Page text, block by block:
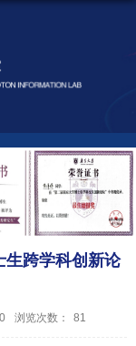
生跨学科创新论
浏览次数： 81